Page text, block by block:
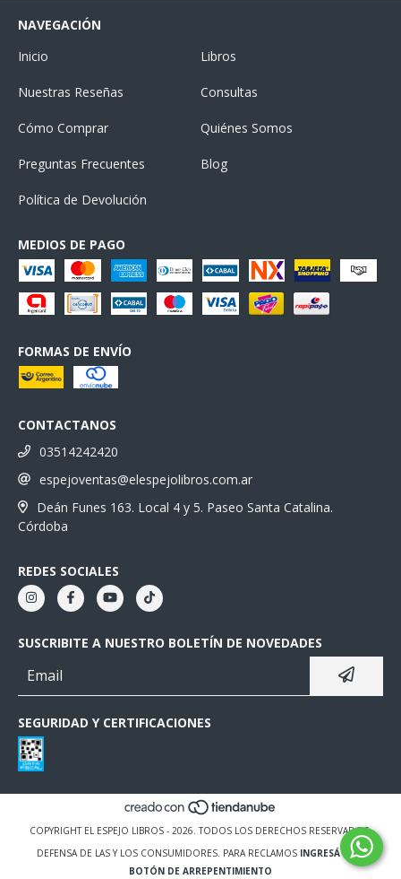
NAVEGACIÓN
Inicio
Libros
Nuestras Reseñas Consultas
Cómo Comprar Quiénes Somos
Preguntas Frecuentes Blog
Política de Devolución
MEDIOS DE PAGO
FORMAS DE ENVÍO
CONTACTANOS
03514242420
espejoventas@elespejolibros.com.ar
Deán Funes 163. Local 4 y 5. Paseo Santa Catalina.
Córdoba
REDES SOCIALES
SUSCRIBITE A NUESTRO BOLETÍN DE NOVEDADES
SEGURIDAD Y CERTIFICACIONES
COPYRIGHT EL ESPEJO LIBROS - 2026. TODOS LOS DERECHOS RESERVADOS.
DEFENSA DE LAS Y LOS CONSUMIDORES. PARA RECLAMOS INGRESÁ ACÁ.
BOTÓN DE ARREPENTIMIENTO